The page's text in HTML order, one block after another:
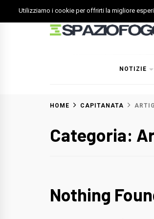
to
NOTIZIE
HOME CAPITANATA
Categoria:
Nothing
Utilizziamo i cookie per offrirti la migliore